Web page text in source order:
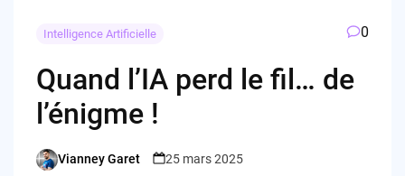
Intelligence Artificielle 0
Quand l’IA perd le fil… de
l’énigme !
Posted
Vianney Garet 25 mars 2025